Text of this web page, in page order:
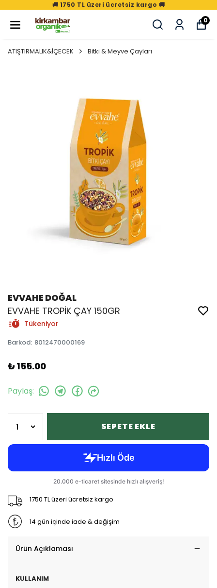
🚚 1750 TL üzeri ücretsiz kargo 🚚
0
ATIŞTIRMALIK&İÇECEK Bitki & Meyve Çayları
EVVAHE DOĞAL
EVVAHE TROPİK ÇAY 150GR
Tükeniyor
Barkod: 8012470000169
₺ 155.00
Paylaş:
SEPETE EKLE
1750 TL üzeri ücretsiz kargo
14 gün içinde iade & değişim
Ürün Açıklaması
KULLANIM